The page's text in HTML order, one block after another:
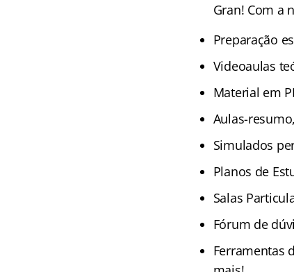
Gran! Com a
Preparação
Videoaulas
Material em
Aulas-
Simulados
Planos de
Salas
Fórum de
Ferramentas